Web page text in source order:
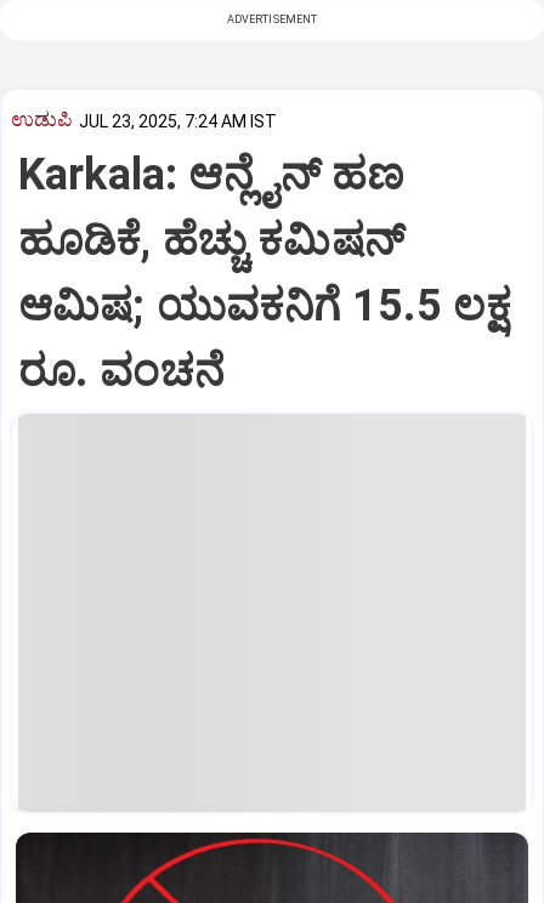
ADVERTISEMENT
ಉಡುಪಿ JUL 23, 2025, 7:24 AM IST
Karkala: ಆನ್ಲೈನ್‌ ಹಣ
ಹೂಡಿಕೆ, ಹೆಚ್ಚು ಕಮಿಷನ್‌
ಆಮಿಷ; ಯುವಕನಿಗೆ 15.5 ಲಕ್ಷ
ರೂ. ವಂಚನೆ